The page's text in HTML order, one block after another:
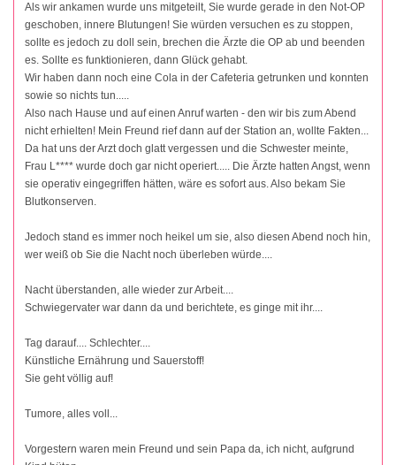
Als wir ankamen wurde uns mitgeteilt, Sie wurde gerade in den Not-OP
geschoben, innere Blutungen! Sie würden versuchen es zu stoppen,
sollte es jedoch zu doll sein, brechen die Ärzte die OP ab und beenden
es. Sollte es funktionieren, dann Glück gehabt.
Wir haben dann noch eine Cola in der Cafeteria getrunken und konnten
sowie so nichts tun.....
Also nach Hause und auf einen Anruf warten - den wir bis zum Abend
nicht erhielten! Mein Freund rief dann auf der Station an, wollte Fakten...
Da hat uns der Arzt doch glatt vergessen und die Schwester meinte,
Frau L**** wurde doch gar nicht operiert..... Die Ärzte hatten Angst, wenn
sie operativ eingegriffen hätten, wäre es sofort aus. Also bekam Sie
Blutkonserven.
Jedoch stand es immer noch heikel um sie, also diesen Abend noch hin,
wer weiß ob Sie die Nacht noch überleben würde....
Nacht überstanden, alle wieder zur Arbeit....
Schwiegervater war dann da und berichtete, es ginge mit ihr....
Tag darauf.... Schlechter....
Künstliche Ernährung und Sauerstoff!
Sie geht völlig auf!
Tumore, alles voll...
Vorgestern waren mein Freund und sein Papa da, ich nicht, aufgrund